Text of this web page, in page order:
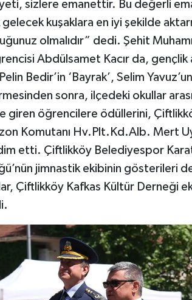
sizlere emanettir. Bu değerli
gelecek kuşaklara en iyi şekilde
olmalıdır” dedi. Şehit
Abdülsamet Kacır da, gençlik
Bedir’in ‘Bayrak’, Selim
sonra, ilçedeki okullar
giren öğrencilere ödüllerini,
Komutanı Hv.Plt.Kd.Alb. Mert
etti. Çiftlikköy Belediyespor
jimnastik ekibinin gösterileri
Çiftlikköy Kafkas Kültür Derneği